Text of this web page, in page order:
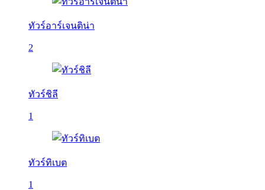
ทัวร์อาร์เจนติน่า
2
ทัวร์ชิลี
1
ทัวร์ทิเบต
1